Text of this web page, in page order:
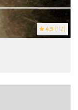
4.3 (112)